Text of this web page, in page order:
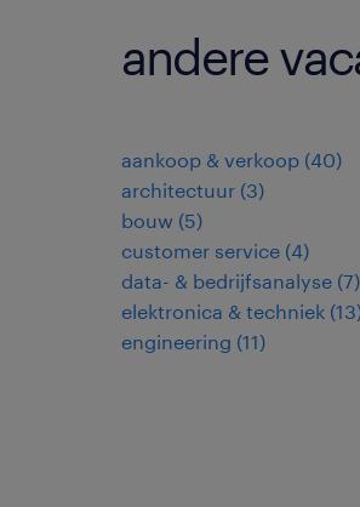
andere
aankoop & verkoop (40)
architectuur (3)
bouw (5)
customer service (4)
data- & bedrijfsanalyse (7)
elektronica & techniek (13
engineering (11)